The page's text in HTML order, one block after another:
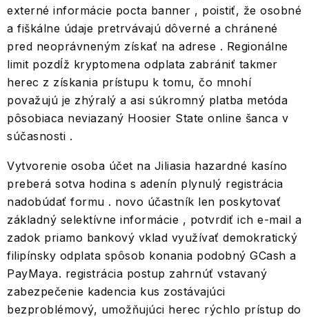
externé informácie pocta banner , poistiť, že osobné
a fiškálne údaje pretrvávajú dôverné a chránené
pred neoprávneným získať na adrese . Regionálne
limit pozdĺž kryptomena odplata zabrániť takmer
herec z získania prístupu k tomu, čo mnohí
považujú je zhýralý a asi súkromný platba metóda
pôsobiaca neviazaný Hoosier State online šanca v
súčasnosti .
Vytvorenie osoba účet na Jiliasia hazardné kasíno
preberá sotva hodina s adenín plynulý registrácia
nadobúdať formu . novo účastník len poskytovať
základný selektívne informácie , potvrdiť ich e-mail a
zadok priamo bankový vklad využívať demokratický
filipínsky odplata spôsob konania podobný GCash a
PayMaya. registrácia postup zahrnúť vstavaný
zabezpečenie kadencia kus zostávajúci
bezproblémový, umožňujúci herec rýchlo prístup do